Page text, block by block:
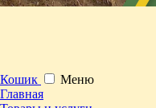
Кошик
Меню
Главная